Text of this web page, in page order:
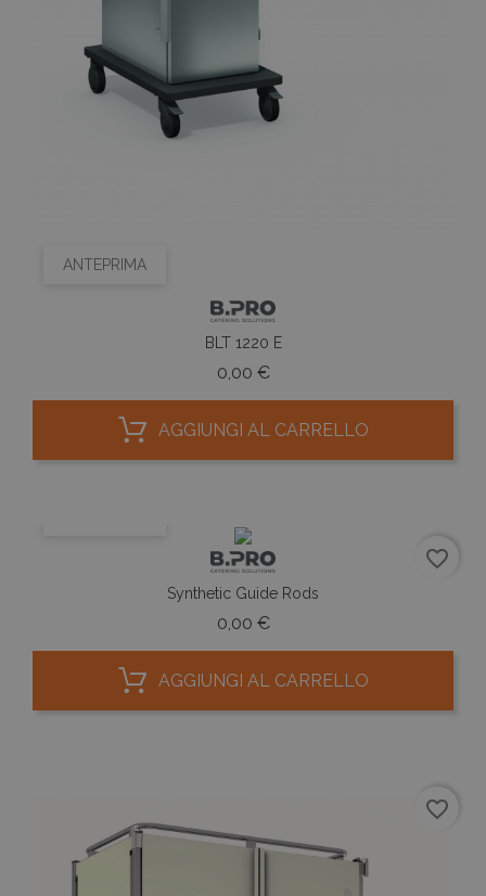
ANTEPRIMA
BLT 1220 E
0,00 €Prezzo
AGGIUNGI AL CARRELLO
Synthetic Guide Rods
0,00 €Prezzo
AGGIUNGI AL CARRELLO
favorite_border
favorite_border